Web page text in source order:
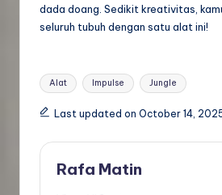
dada doang. Sedikit kreativitas,
seluruh tubuh dengan satu alat ini!
Tags:
Alat Impulse Jungle
Last updated on October 14,
Rafa Matin